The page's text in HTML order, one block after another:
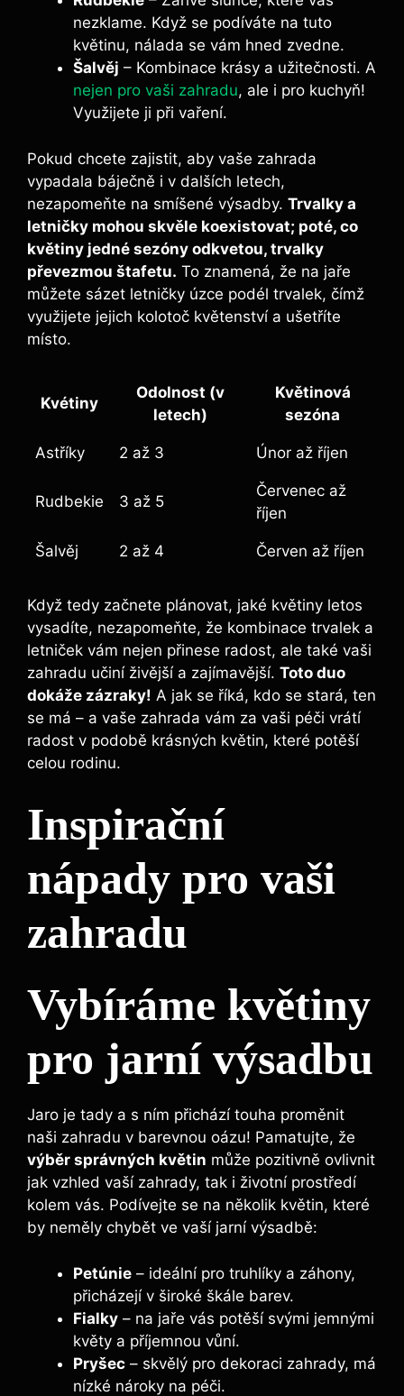
nezklame. Když se podíváte na tuto
květinu, nálada se vám hned zvedne.
Šalvěj – Kombinace krásy a užitečnosti. A
nejen pro vaši zahradu, ale i pro kuchyň!
Využijete ji při vaření.
Pokud chcete zajistit, aby vaše zahrada
vypadala báječně i v dalších letech,
nezapomeňte na smíšené výsadby. Trvalky a
letničky mohou skvěle koexistovat; poté, co
květiny jedné sezóny odkvetou, trvalky
převezmou štafetu. To znamená, že na jaře
můžete sázet letničky úzce podél trvalek, čímž
využijete jejich kolotoč květenství a ušetříte
místo.
Kvétiny
Odolnost (v
letech)
Květinová
sezóna
Astříky 2 až 3 Únor až říjen
Rudbekie 3 až 5
Červenec až
říjen
Šalvěj 2 až 4 Červen až říjen
Když tedy začnete plánovat, jaké květiny letos
vysadíte, nezapomeňte, že kombinace trvalek a
letniček vám nejen přinese radost, ale také vaši
zahradu učiní živější a zajímavější. Toto duo
dokáže zázraky! A jak se říká, kdo se stará, ten
se má – a vaše zahrada vám za vaši péči vrátí
radost v podobě krásných květin, které potěší
celou rodinu.
Inspirační
nápady pro vaši
zahradu
Vybíráme květiny
pro jarní výsadbu
Jaro je tady a s ním přichází touha proměnit
naši zahradu v barevnou oázu! Pamatujte, že
výběr správných květin může pozitivně ovlivnit
jak vzhled vaší zahrady, tak i životní prostředí
kolem vás. Podívejte se na několik květin, které
by neměly chybět ve vaší jarní výsadbě:
Petúnie – ideální pro truhlíky a záhony,
přicházejí v široké škále barev.
Fialky – na jaře vás potěší svými jemnými
květy a příjemnou vůní.
Pryšec – skvělý pro dekoraci zahrady, má
nízké nároky na péči.